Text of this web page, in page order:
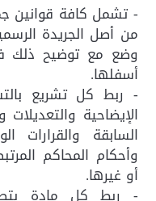
- تشمل كافة قوانين
من أصل الجريدة
وضع مع توضيح
أسفلها.
- ربط كل تشريع
الإيضاحية
السابقة والقرارات
وأحكام المحاكم
أو غيرها.